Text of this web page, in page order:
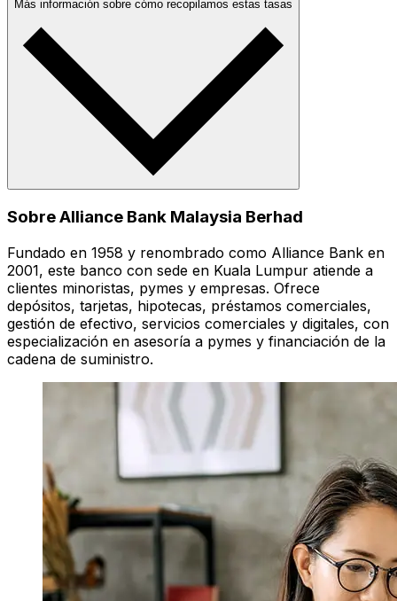
Más información sobre cómo recopilamos estas tasas
Sobre Alliance Bank Malaysia Berhad
Fundado en 1958 y renombrado como Alliance Bank en
2001, este banco con sede en Kuala Lumpur atiende a
clientes minoristas, pymes y empresas. Ofrece
depósitos, tarjetas, hipotecas, préstamos comerciales,
gestión de efectivo, servicios comerciales y digitales, con
especialización en asesoría a pymes y financiación de la
cadena de suministro.